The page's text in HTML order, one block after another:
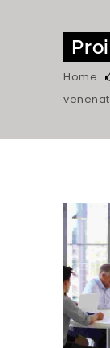
Home